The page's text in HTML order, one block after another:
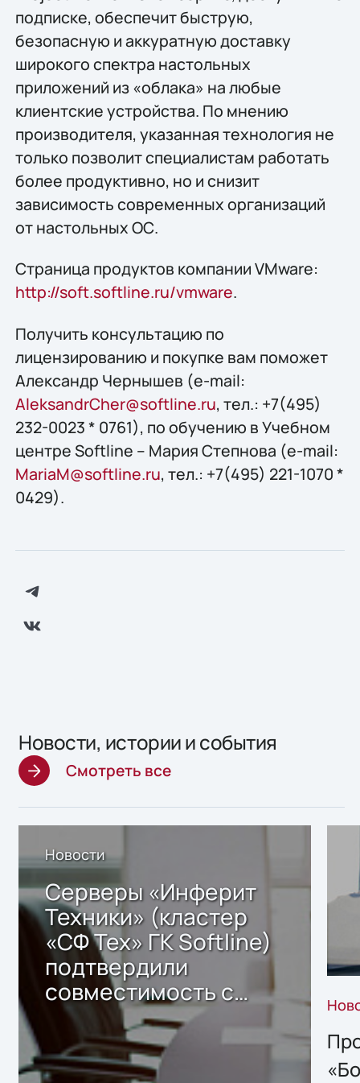
подписке, обеспечит быструю,
безопасную и аккуратную доставку
широкого спектра настольных
приложений из «облака» на любые
клиентские устройства. По мнению
производителя, указанная технология не
только позволит специалистам работать
более продуктивно, но и снизит
зависимость современных организаций
от настольных ОС.
Страница продуктов компании VMware:
http://soft.softline.ru/vmware.
Получить конcультацию по
лицензированию и покупке вам поможет
Александр Чернышев (e-mail:
AleksandrCher@softline.ru, тел.: +7(495)
232-0023 * 0761), по обучению в Учебном
центре Softline – Мария Степнова (e-mail:
MariaM@softline.ru, тел.: +7(495) 221-1070 *
0429).
Новости, истории и события
Смотреть все
Новости
Серверы «Инферит
Техники» (кластер
«СФ Тех» ГК Softline)
подтвердили
совместимость с
решением Sharx
Storage 2.x для
хранения данных